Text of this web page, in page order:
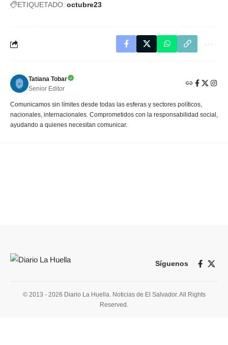
ETIQUETADO: octubre23
Tatiana Tobar
Senior Editor
Comunicamos sin límites desde todas las esferas y sectores políticos,
nacionales, internacionales. Comprometidos con la responsabilidad social,
ayudando a quienes necesitan comunicar.
Síguenos
© 2013 - 2026 Diario La Huella. Noticias de El Salvador. All Rights
Reserved.